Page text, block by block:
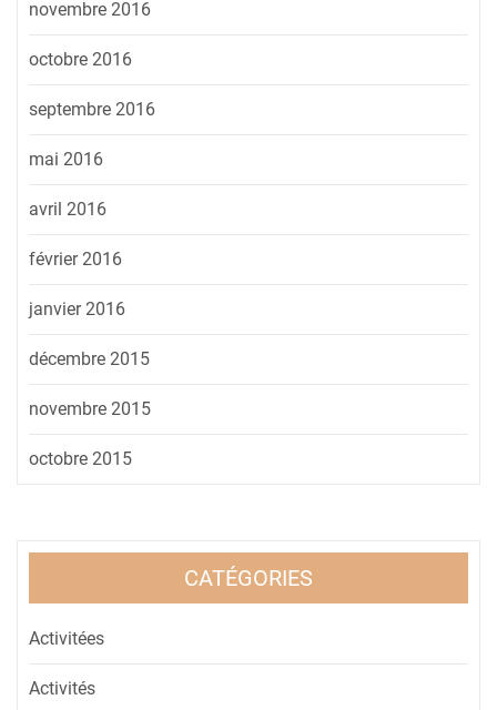
novembre 2016
octobre 2016
septembre 2016
mai 2016
avril 2016
février 2016
janvier 2016
décembre 2015
novembre 2015
octobre 2015
CATÉGORIES
Activitées
Activités